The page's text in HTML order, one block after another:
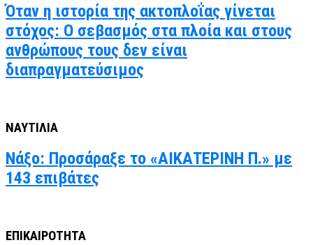
Όταν η ιστορία της ακτοπλοΐας γίνεται
στόχος: Ο σεβασμός στα πλοία και στους
ανθρώπους τους δεν είναι
διαπραγματεύσιμος
ΝΑΥΤΙΛΙΑ
Νάξο: Προσάραξε το «ΑΙΚΑΤΕΡΙΝΗ Π.» με
143 επιβάτες
ΕΠΙΚΑΙΡΟΤΗΤΑ